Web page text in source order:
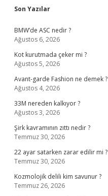
Sidebar
Son Yazılar
BMW’de ASC nedir ?
Ağustos 6, 2026
Kot kurutmada çeker mi ?
Ağustos 5, 2026
Avant-garde Fashion ne demek ?
Ağustos 4, 2026
33M nereden kalkıyor ?
Ağustos 3, 2026
Şirk kavramının zıttı nedir ?
Temmuz 30, 2026
22 ayar satarken zarar edilir mi ?
Temmuz 30, 2026
Kozmolojik delili kim savunur ?
Temmuz 26, 2026